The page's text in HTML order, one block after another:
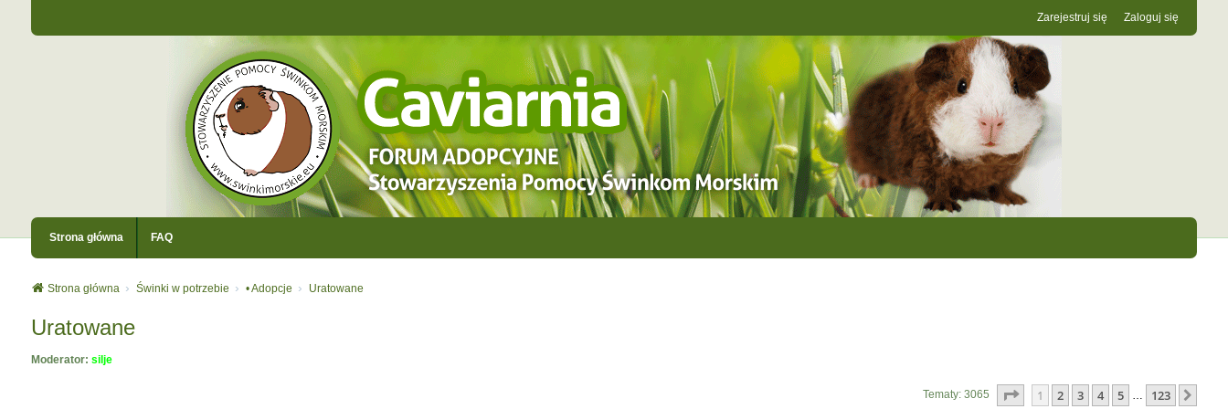
Zaloguj się
Zarejestruj się
Strona główna FAQ
Strona główna Świnki w potrzebie • Adopcje Uratowane
Uratowane
Moderator: silje
Tematy: 3065 Strona1 z123
1 2 3 4 5 … 123